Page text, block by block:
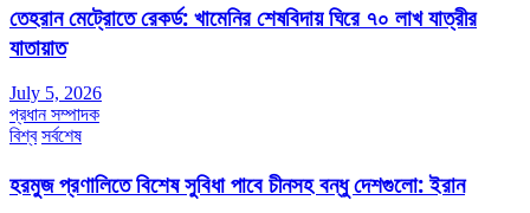
তেহরান মেট্রোতে রেকর্ড: খামেনির শেষবিদায় ঘিরে ৭০ লাখ যাত্রীর
যাতায়াত
July 5, 2026
প্রধান সম্পাদক
বিশ্ব সর্বশেষ
হরমুজ প্রণালিতে বিশেষ সুবিধা পাবে চীনসহ বন্ধু দেশগুলো: ইরান